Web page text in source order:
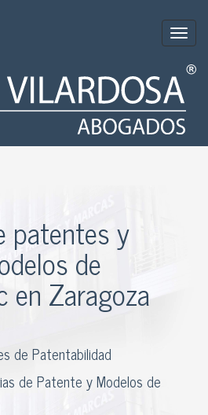
patentes y
de
en Zaragoza
de Patentabilidad
de Patente y Modelos de